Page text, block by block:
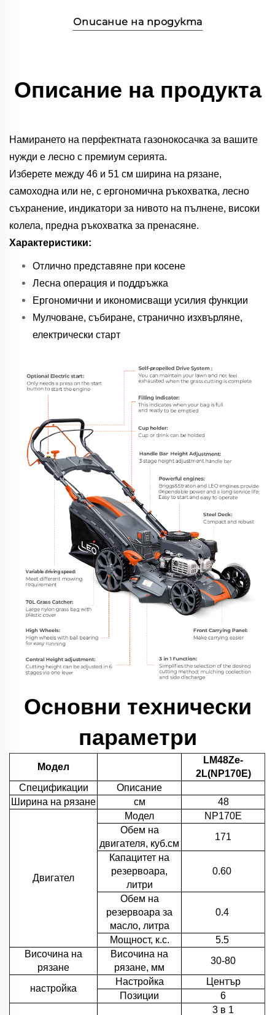
Описание на продукта
Описание на продукта
Намирането на перфектната газонокосачка за вашите
нужди е лесно с премиум серията.
Изберете между 46 и 51 см ширина на рязане,
самоходна или не, с ергономична ръкохватка, лесно
съхранение, индикатори за нивото на пълнене, високи
колела, предна ръкохватка за пренасяне.
Характеристики:
Отлично представяне при косене
Лесна операция и поддръжка
Ергономични и икономисващи усилия функции
Мулчоване, събиране, странично изхвърляне,
електрически старт
Основни технически
параметри
Модел
LM48Ze-
2L(NP170E)
Спецификации
Описание
Ширина на рязане
см 48
Двигател
Модел
NP170E
Обем на
двигателя, куб.см
171
Капацитет на
резервоара,
литри
0.60
Обем на
резервоара за
масло, литра
0.4
Мощност, к.с.
5.5
Височина на
рязане
Височина на
рязане, мм
30-80
настройка
Настройка
Център
Позиции
6
3 в 1